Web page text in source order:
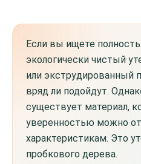
Если вы ищете
экологически чистый
или экструдированный
вряд ли подойдут.
существует материал,
уверенностью можно
характеристикам. Это
пробкового дерева.